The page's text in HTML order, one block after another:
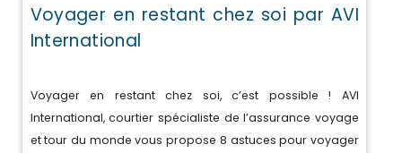
Voyager en restant chez soi par AVI
International
Voyager en restant chez soi, c’est possible ! AVI
International, courtier spécialiste de l’assurance voyage
et tour du monde vous propose 8 astuces pour voyager